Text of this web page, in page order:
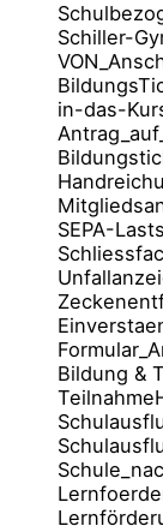
Schiller-
in-das-
SEPA-
Bildung &